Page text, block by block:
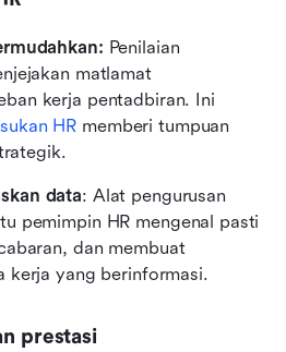
Penilaian
matlamat
kerja pentadbiran. Ini
HR memberi tumpuan
data: Alat pengurusan
pemimpin HR mengenal pasti
dan membuat
kerja yang berinformasi.
prestasi